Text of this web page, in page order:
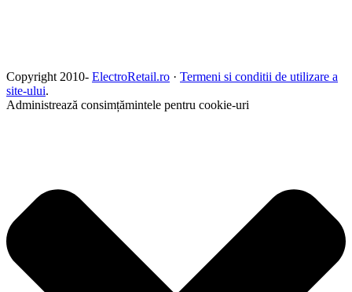
Copyright 2010- ElectroRetail.ro · Termeni si conditii de utilizare a
site-ului.
Administrează consimțămintele pentru cookie-uri